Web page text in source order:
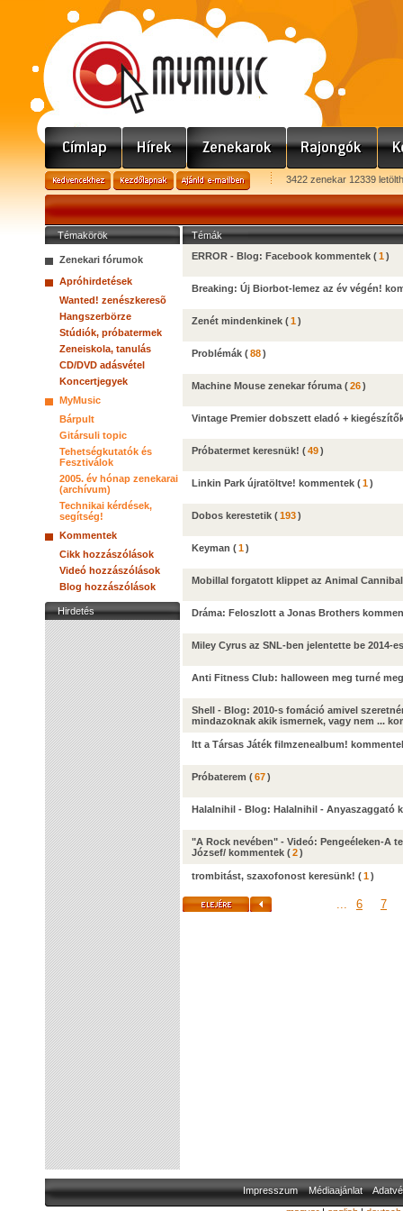
3422 zenekar 12339
Témakörök
Zenekari fórumok
Apróhirdetések
Wanted! zenészkeresõ
Hangszerbörze
Stúdiók, próbatermek
Zeneiskola, tanulás
CD/DVD adásvétel
Koncertjegyek
MyMusic
Bárpult
Gitársuli topic
Tehetségkutatók és
Fesztiválok
2005. év hónap zenekarai
(archívum)
Technikai kérdések,
segítség!
Kommentek
Cikk hozzászólások
Videó hozzászólások
Blog hozzászólások
Hirdetés
Témák
ERROR - Blog: Facebook kommentek (1)
Breaking: Új Biorbot-lemez az év végén!
Zenét mindenkinek (1)
Problémák (88)
Machine Mouse zenekar fóruma (26)
Vintage Premier dobszett eladó +
Próbatermet keresnük! (49)
Linkin Park újratöltve! kommentek (1)
Dobos kerestetik (193)
Keyman (1)
Mobillal forgatott klippet az Animal
Dráma: Feloszlott a Jonas Brothers
Miley Cyrus az SNL-ben jelentette be 2014-
Anti Fitness Club: halloween meg turné
Shell - Blog: 2010-s fomáció amivel
mindazoknak akik ismernek, vagy nem ...
Itt a Társas Játék filmzenealbum!
Próbaterem (67)
Halalnihil - Blog: Halalnihil - Anyaszaggató
"A Rock nevében" - Videó: Pengeéleken-A
József/ kommentek (2)
trombitást, szaxofonost keresünk! (1)
... 6 7
Impresszum Médiaajánlat